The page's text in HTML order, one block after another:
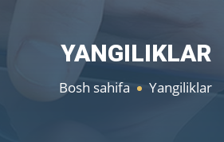
YANGILIKLAR
Bosh sahifa Yangiliklar